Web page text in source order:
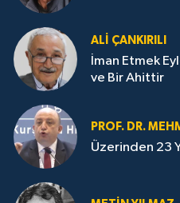
ALI ÇANKIRILI
İman Etmek
ve Bir Ahittir
PROF. DR.
Üzerinden 23